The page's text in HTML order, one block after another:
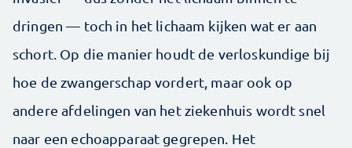
dringen — toch in het lichaam kijken wat er aan
schort. Op die manier houdt de verloskundige bij
hoe de zwangerschap vordert, maar ook op
andere afdelingen van het ziekenhuis wordt snel
naar een echoapparaat gegrepen. Het